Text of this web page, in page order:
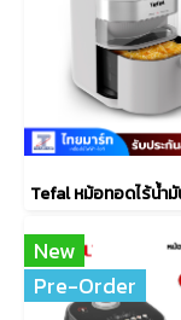
New
Pre-Order